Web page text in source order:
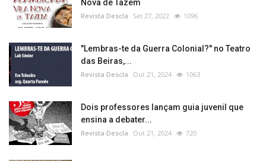
Nova de Tazem
Revista Descla Set 27, 2022 1096
"Lembras-te da Guerra Colonial?" no Teatro
das Beiras,...
Revista Descla Out 21, 2024 1063
Dois professores lançam guia juvenil que
ensina a debater...
Revista Descla Out 21, 2024 720